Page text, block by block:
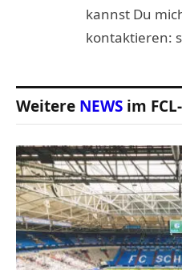
kannst Du
kontaktieren:
Weitere NEWS im